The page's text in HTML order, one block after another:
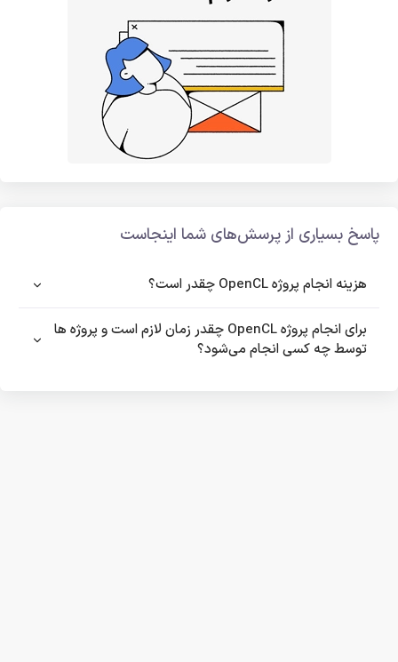
پاسخ بسیاری از پرسش‌های شما اینجاست
هزینه انجام پروژه OpenCL چقدر است؟
برای انجام پروژه OpenCL چقدر زمان لازم است و پروژه ها
توسط چه کسی انجام می‌شود؟